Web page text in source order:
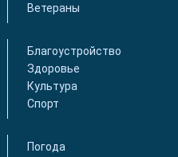
Ветераны
Благоустройство
Здоровье
Культура
Спорт
Погода